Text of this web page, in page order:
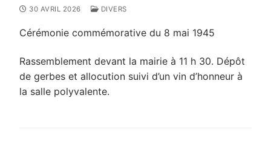
30 AVRIL 2026 DIVERS
Cérémonie commémorative du 8 mai 1945
Rassemblement devant la mairie à 11 h 30. Dépôt
de gerbes et allocution suivi d’un vin d’honneur à
la salle polyvalente.